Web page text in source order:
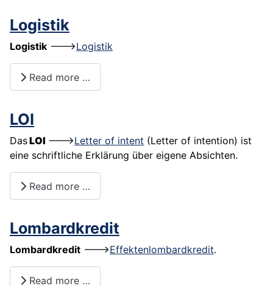
Logistik
Logistik --->Logistik
Read more …
LOI
DasLOI --->Letter of intent (Letter of intention) ist
eine schriftliche Erklärung über eigene Absichten.
Read more …
Lombardkredit
Lombardkredit --->Effektenlombardkredit.
Read more …